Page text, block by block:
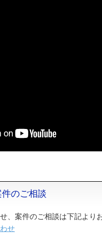
のご相談
、案件のご相談は下記より
せ